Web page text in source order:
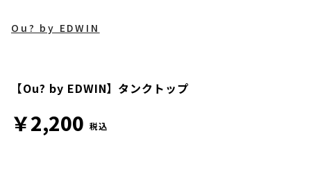
Ou? by EDWIN
【Ou? by EDWIN】タンクトップ
￥2,200 税込